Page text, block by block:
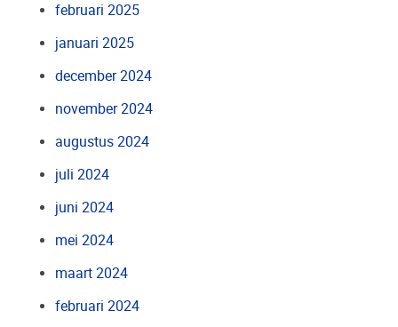
februari 2025
januari 2025
december 2024
november 2024
augustus 2024
juli 2024
juni 2024
mei 2024
maart 2024
februari 2024